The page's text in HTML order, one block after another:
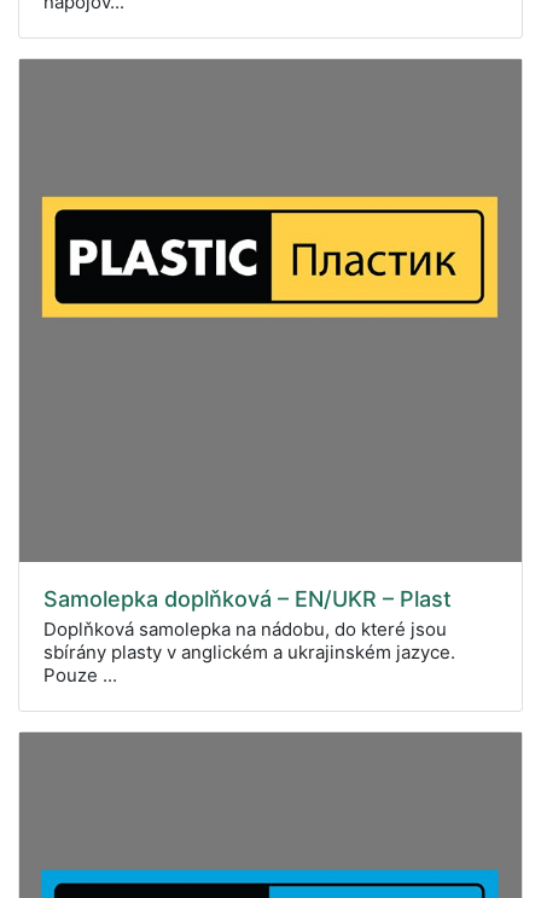
Samolepka doplňková – EN/UKR – Plast
Doplňková samolepka na nádobu, do které jsou
sbírány plasty v anglickém a ukrajinském jazyce.
Pouze ...